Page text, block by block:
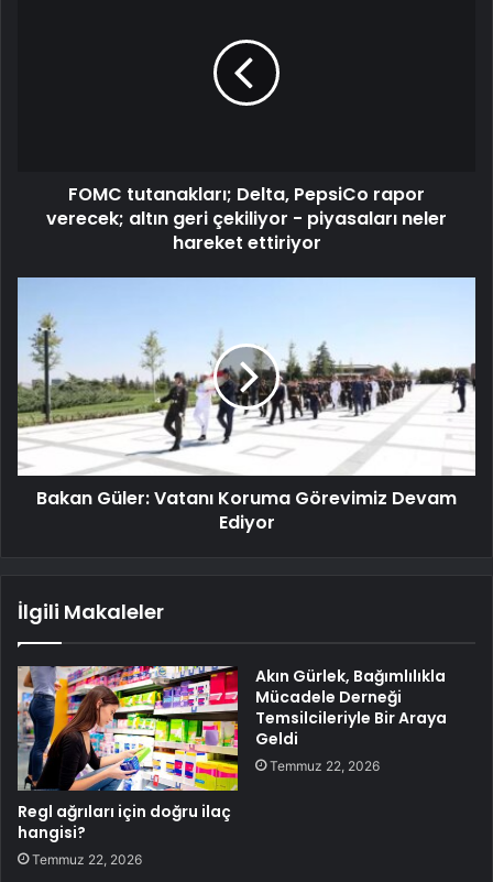
FOMC tutanakları; Delta, PepsiCo rapor
verecek; altın geri çekiliyor - piyasaları neler
hareket ettiriyor
Bakan Güler: Vatanı Koruma Görevimiz Devam
Ediyor
İlgili Makaleler
Regl ağrıları için doğru ilaç
hangisi?
Temmuz 22, 2026
Akın Gürlek, Bağımlılıkla
Mücadele Derneği
Temsilcileriyle Bir Araya
Geldi
Temmuz 22, 2026